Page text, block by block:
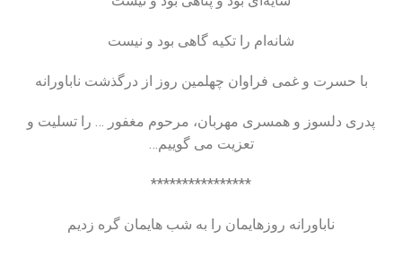
شانه‌ام را تکیه گاهی بود و نیست
با حسرت و غمی فراوان چهلمین روز از درگذشت ناباورانه
پدری دلسوز و همسری مهربان، مرحوم مغفور … را تسلیت و
تعزیت می گوییم…
****************
ناباورانه روزهایمان را به شب هایمان گره زدیم